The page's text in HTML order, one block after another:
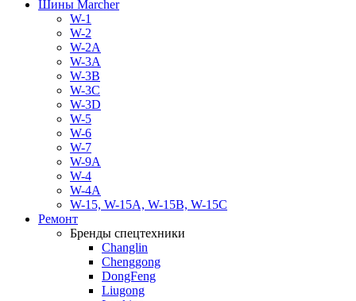
Шины Marcher
W-1
W-2
W-2A
W-3A
W-3B
W-3C
W-3D
W-5
W-6
W-7
W-9A
W-4
W-4A
W-15, W-15A, W-15B, W-15C
Ремонт
Бренды спецтехники
Changlin
Chenggong
DongFeng
Liugong